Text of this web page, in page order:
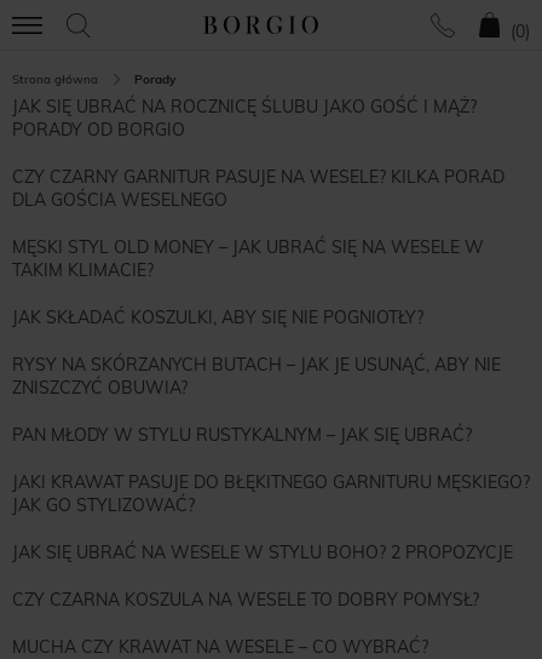
(0)
Strona główna Porady
JAK SIĘ UBRAĆ NA ROCZNICĘ ŚLUBU JAKO GOŚĆ I MĄŻ?
PORADY OD BORGIO
CZY CZARNY GARNITUR PASUJE NA WESELE? KILKA PORAD
DLA GOŚCIA WESELNEGO
MĘSKI STYL OLD MONEY – JAK UBRAĆ SIĘ NA WESELE W
TAKIM KLIMACIE?
JAK SKŁADAĆ KOSZULKI, ABY SIĘ NIE POGNIOTŁY?
RYSY NA SKÓRZANYCH BUTACH – JAK JE USUNĄĆ, ABY NIE
ZNISZCZYĆ OBUWIA?
PAN MŁODY W STYLU RUSTYKALNYM – JAK SIĘ UBRAĆ?
JAKI KRAWAT PASUJE DO BŁĘKITNEGO GARNITURU MĘSKIEGO?
JAK GO STYLIZOWAĆ?
JAK SIĘ UBRAĆ NA WESELE W STYLU BOHO? 2 PROPOZYCJE
CZY CZARNA KOSZULA NA WESELE TO DOBRY POMYSŁ?
MUCHA CZY KRAWAT NA WESELE – CO WYBRAĆ?